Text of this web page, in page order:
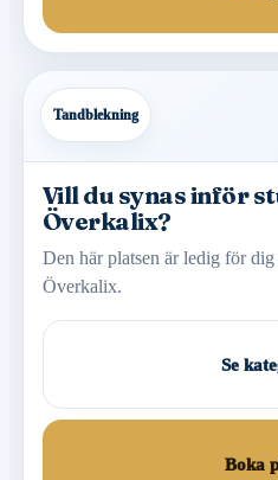
Tandblekning
Vill du synas inför
Överkalix?
Den här platsen är ledig för
Överkalix.
Se
Boka